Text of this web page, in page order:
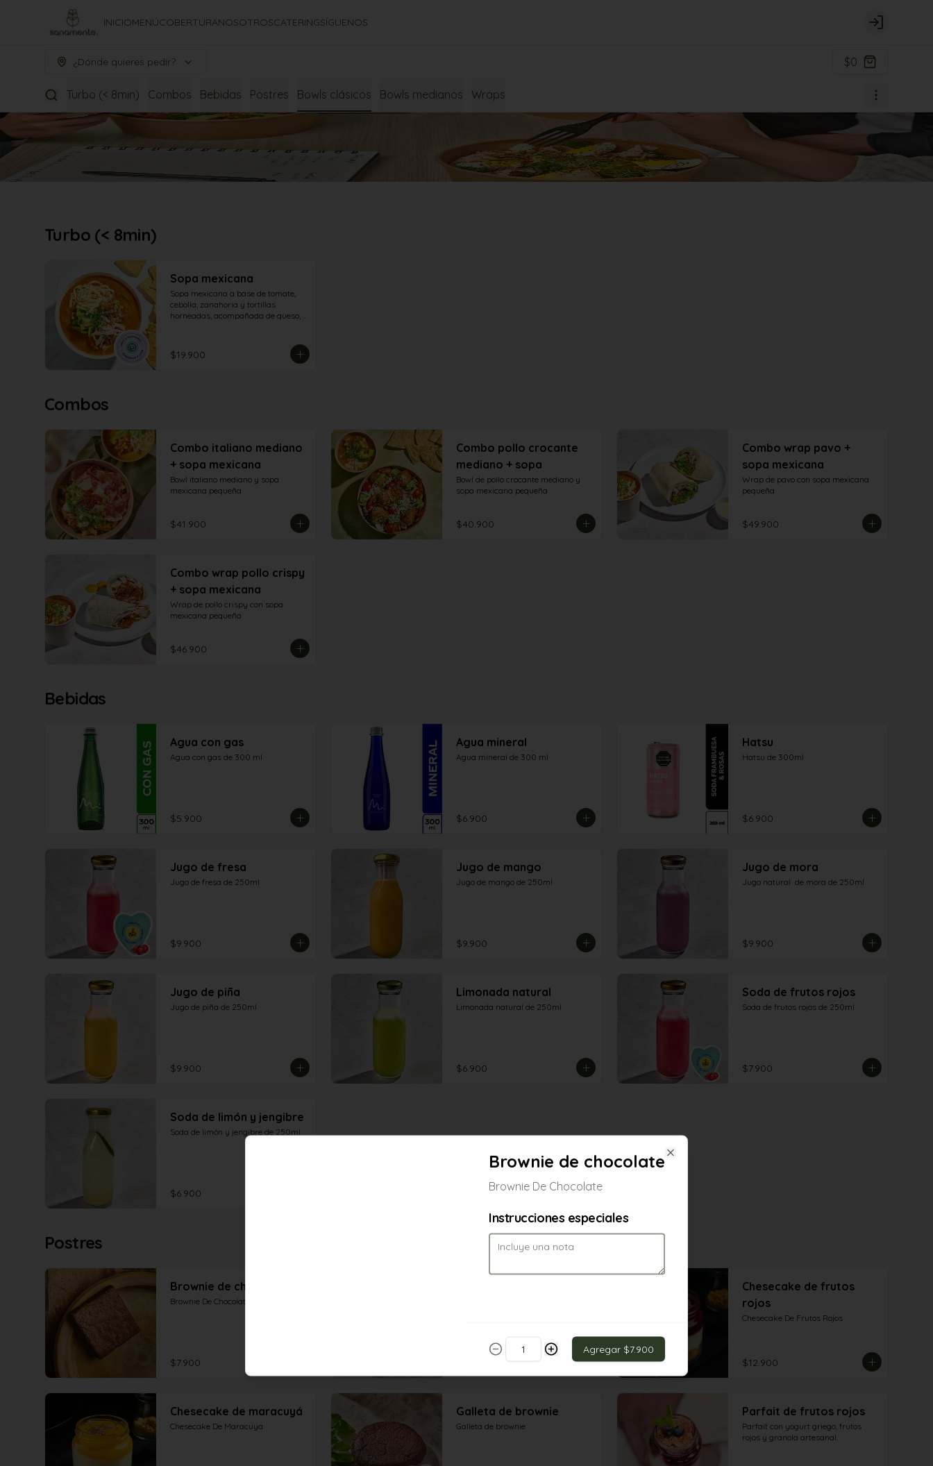
INICIOMENÚCOBERTURANOSOTROSCATERINGSÍGUENOS Login
¿Dónde quieres pedir? $0
Turbo (< 8min) Combos Bebidas Postres Bowls clásicos Bowls medianos Wraps
Turbo (< 8min)
Sopa mexicana
Sopa mexicana a base de tomate,
cebolla, zanahoria y tortillas
horneadas, acompañada de queso,
$19.900
Combos
Combo italiano mediano
+ sopa mexicana
Bowl italiano mediano y sopa
mexicana pequeña
$41.900
Combo pollo crocante
mediano + sopa
Bowl de pollo crocante mediano y
sopa mexicana pequeña
$40.900
Combo wrap pavo +
sopa mexicana
Wrap de pavo con sopa mexicana
pequeña
$49.900
Combo wrap pollo crispy
+ sopa mexicana
Wrap de pollo crispy con sopa
mexicana pequeña
$46.900
Bebidas
Agua con gas
Agua con gas de 300 ml
$5.900
Agua mineral
Agua mineral de 300 ml
$6.900
Hatsu
Hatsu de 300ml
$6.900
Jugo de fresa
Jugo de fresa de 250ml
$9.900
Jugo de mango
Jugo de mango de 250ml
$9.900
Jugo de mora
Jugo natural  de mora de 250ml
$9.900
Jugo de piña
Jugo de piña de 250ml
$9.900
Limonada natural
Limonada natural de 250ml
$6.900
Soda de frutos rojos
Soda de frutos rojos de 250ml
$7.900
Soda de limón y jengibre
Soda de limón y jengibre de 250ml
$6.900
Postres
Brownie de chocolate
Brownie De Chocolate
$7.900
Chesecake de frutos
rojos
Chesecake De Frutos Rojos
$12.900
Chesecake de maracuyá
Chesecake De Maracuya
Galleta de brownie
Galleta de brownie
Parfait de frutos rojos
Parfait con yogurt griego, frutos
rojos y granola artesanal.
Brownie de chocolate
Brownie De Chocolate
Instrucciones especiales
Agregar $7.900